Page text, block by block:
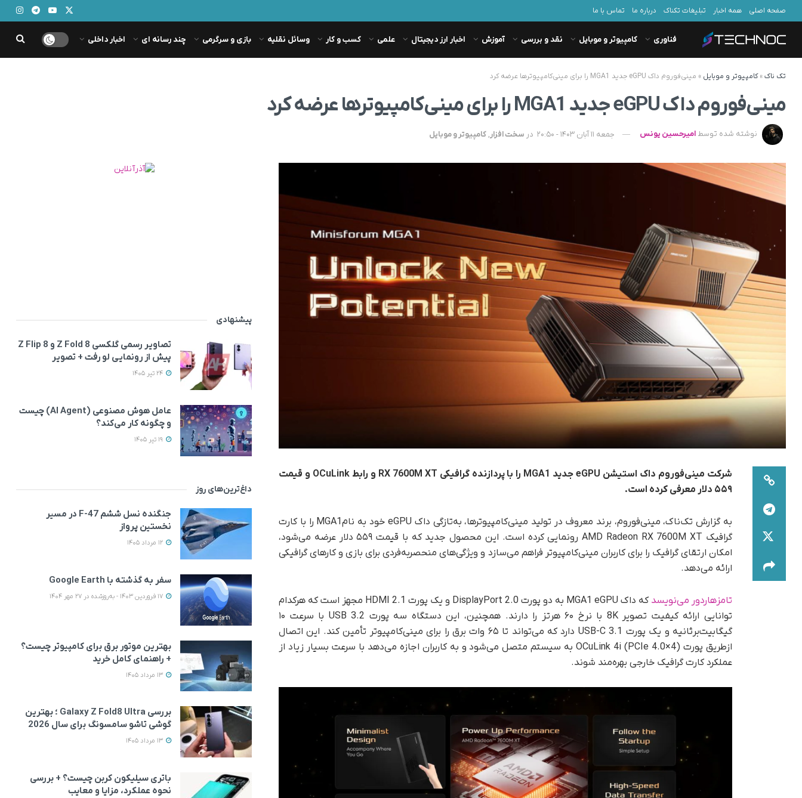
صفحه اصلی همه اخبار تبلیغات تکناک درباره ما تماس با ما
فناوری کامپیوتر و موبایل نقد و بررسی آموزش اخبار ارز دیجیتال علمی کسب و کار وسائل نقلیه بازی و سرگرمی چند رسانه ای اخبار داخلی
تک ناک»کامپیوتر و موبایل » مینی‌فوروم داک eGPU جدید MGA1 را برای مینی‌کامپیوترها عرضه کرد
مینی‌فوروم داک eGPU جدید MGA1 را برای مینی‌کامپیوترها عرضه کرد
نوشته شده توسط امیرحسین یونس جمعه 11 آبان 1403 - 20:50 در سخت افزار,کامپیوتر و موبایل
شرکت مینی‌فوروم داک استیشن eGPU جدید MGA1 را با پردازنده گرافیکی RX 7600M XT و رابط OCuLink و قیمت
۵۵۹ دلار معرفی کرده است.
به گزارش تک‌ناک، مینی‌فوروم، برند معروف در تولید مینی‌کامپیوترها، به‌تازگی داک eGPU خود به نامMGA1 را با کارت
گرافیک AMD Radeon RX 7600M XT رونمایی کرده است. این محصول جدید که با قیمت ۵۵۹ دلار عرضه می‌شود،
امکان ارتقای گرافیک را برای کاربران مینی‌کامپیوتر فراهم می‌سازد و ویژگی‌های منحصربه‌فردی برای بازی و کارهای گرافیکی
ارائه می‌دهد.
تامزهاردور می‌نویسد
که داک MGA1 eGPU به دو پورت DisplayPort 2.0 و یک پورت HDMI 2.1 مجهز است که هر‌کدام
توانایی ارائه کیفیت تصویر 8K با نرخ ۶۰ هرتز را دارند. همچنین، این دستگاه سه پورت USB 3.2 با سرعت ۱۰
گیگابیت‌بر‌ثانیه و یک پورت USB-C 3.1 دارد که می‌تواند تا ۶۵ وات برق را برای مینی‌کامپیوتر تأمین کند. این اتصال
ازطریق پورت OCuLink 4i (PCIe 4.0×4) به سیستم متصل می‌شود و به کاربران اجازه می‌دهد با سرعت بسیار زیاد از
عملکرد کارت گرافیک خارجی بهره‌مند شوند.
پیشنهادی
تصاویر رسمی گلکسی Z Fold 8 و Z Flip 8
پیش از رونمایی لو رفت + تصویر
عامل هوش مصنوعی (AI Agent) چیست
و چگونه کار می‌کند؟
داغ‌ترین‌های روز
جنگنده نسل ششم F-47 در مسیر
نخستین پرواز
سفر به گذشته با Google Earth
بهترین موتور برق برای کامپیوتر چیست؟
+ راهنمای کامل خرید
بررسی Galaxy Z Fold8 Ultra ؛ بهترین
گوشی تاشو سامسونگ برای سال 2026
باتری سیلیکون کربن چیست؟ + بررسی
نحوه عملکرد، مزایا و معایب